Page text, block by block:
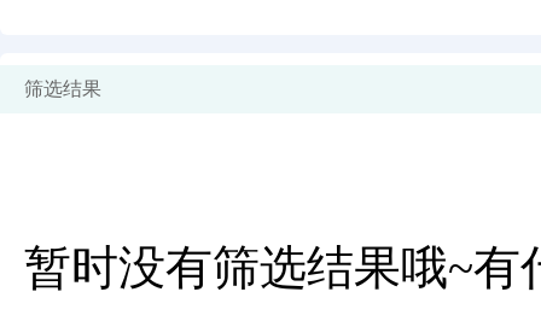
筛选结果
暂时没有筛选结果哦~